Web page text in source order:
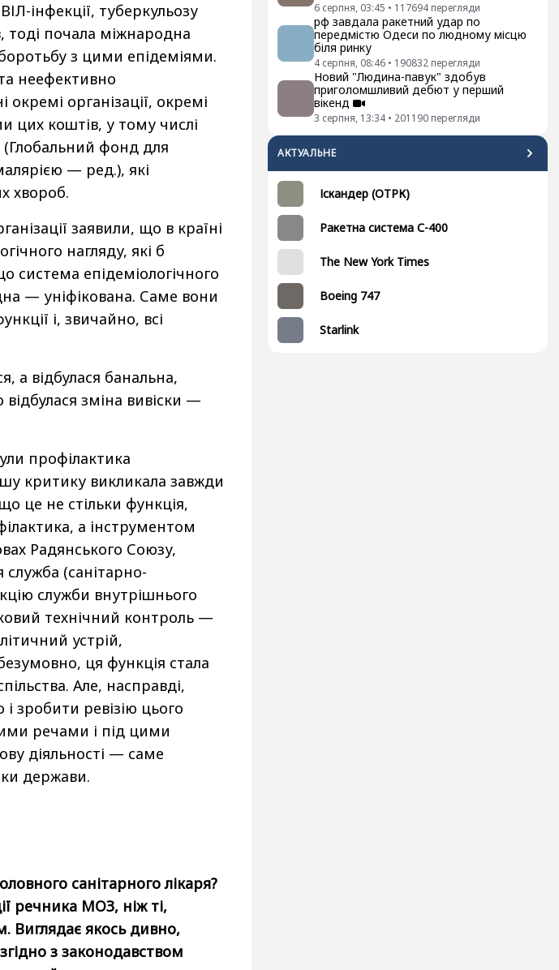
6 серпня, 03:45 • 117694 перегляди
рф завдала ракетний удар по
передмістю Одеси по людному місцю
біля ринку
4 серпня, 08:46 • 190832 перегляди
Новий "Людина-павук" здобув
приголомшливий дебют у перший
вікенд
3 серпня, 13:34 • 201190 перегляди
АКТУАЛЬНЕ
Іскандер (ОТРК)
Ракетна система С-400
The New York Times
Boeing 747
Starlink
інфекції, туберкульозу
тоді почала міжнародна
з цими епідеміями.
неефективно
організації, окремі
цих коштів, у тому числі
фонд для
— ред.), які
хвороб.
заявили, що в країні
нагляду, які б
система епідеміологічного
— уніфікована. Саме вони
і, звичайно, всі
а відбулася банальна,
зміна вивіски —
профілактика
критику викликала завжди
це не стільки функція,
а інструментом
Радянського Союзу,
служба (санітарно-
служби внутрішнього
технічний контроль —
устрій,
ця функція стала
Але, насправді,
зробити ревізію цього
речами і під цими
діяльності — саме
держави.
санітарного лікаря?
речника МОЗ, ніж ті,
Виглядає якось дивно,
з законодавством